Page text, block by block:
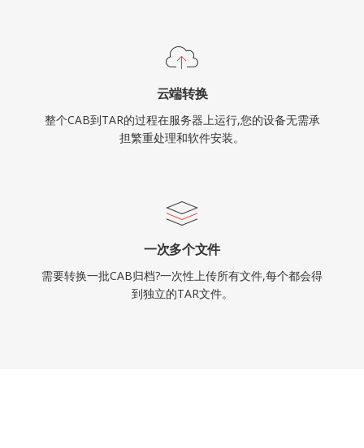
云端转换
整个CAB到TAR的过程在服务器上运行,您的设备无需承
担繁重处理和软件安装。
一次多个文件
需要转换一批CAB归档?一次性上传所有文件,每个都会得
到独立的TAR文件。